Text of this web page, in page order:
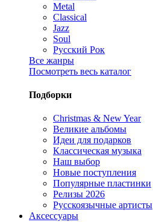
Metal
Classical
Jazz
Soul
Русский Рок
Все жанры
Посмотреть весь каталог
Подборки
Christmas & New Year
Великие альбомы
Идеи для подарков
Классическая музыка
Наш выбор
Новые поступления
Популярные пластинки
Релизы 2026
Русскоязычные артисты
Аксессуары